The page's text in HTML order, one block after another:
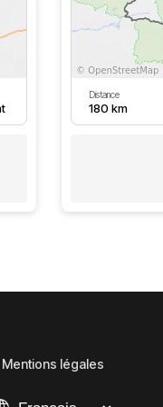
Distance
180 km
Mentions légales